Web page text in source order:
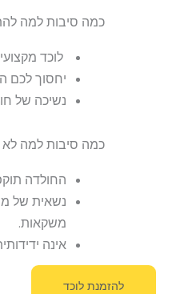
כמה סיבות למה
לוכד
יחסוך לכם
נשיכה של
כמה סיבות למה
החולדה
נשאית של
משקאות.
אינה
להזמנת לוכד